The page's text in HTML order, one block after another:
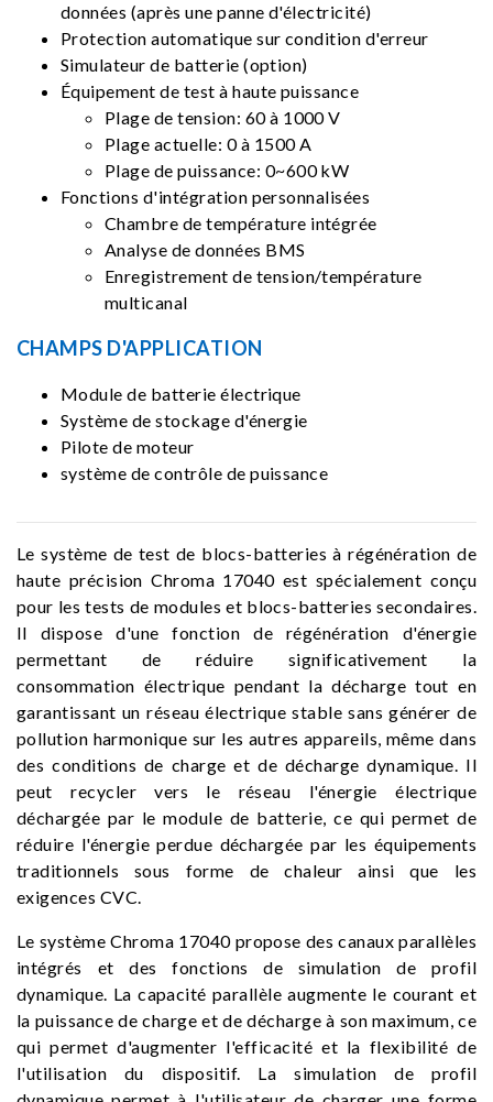
données (après une panne d'électricité)
Protection automatique sur condition d'erreur
Simulateur de batterie (option)
Équipement de test à haute puissance
Plage de tension: 60 à 1000 V
Plage actuelle: 0 à 1500 A
Plage de puissance: 0~600 kW
Fonctions d'intégration personnalisées
Chambre de température intégrée
Analyse de données BMS
Enregistrement de tension/température
multicanal
CHAMPS D'APPLICATION
Module de batterie électrique
Système de stockage d'énergie
Pilote de moteur
système de contrôle de puissance
Le système de test de blocs-batteries à régénération de
haute précision Chroma 17040 est spécialement conçu
pour les tests de modules et blocs-batteries secondaires.
Il dispose d'une fonction de régénération d'énergie
permettant de réduire significativement la
consommation électrique pendant la décharge tout en
garantissant un réseau électrique stable sans générer de
pollution harmonique sur les autres appareils, même dans
des conditions de charge et de décharge dynamique. Il
peut recycler vers le réseau l'énergie électrique
déchargée par le module de batterie, ce qui permet de
réduire l'énergie perdue déchargée par les équipements
traditionnels sous forme de chaleur ainsi que les
exigences CVC.
Le système Chroma 17040 propose des canaux parallèles
intégrés et des fonctions de simulation de profil
dynamique. La capacité parallèle augmente le courant et
la puissance de charge et de décharge à son maximum, ce
qui permet d'augmenter l'efficacité et la flexibilité de
l'utilisation du dispositif. La simulation de profil